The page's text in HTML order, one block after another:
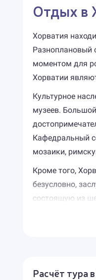
Отдых в
Хорватия
Разноплановый
моментом для
Хорватии
Культурное
музеев.
Кафедральный
мозаики,
Кроме того,
безусловно,
состоящую из
Хорватия
Расчёт тура